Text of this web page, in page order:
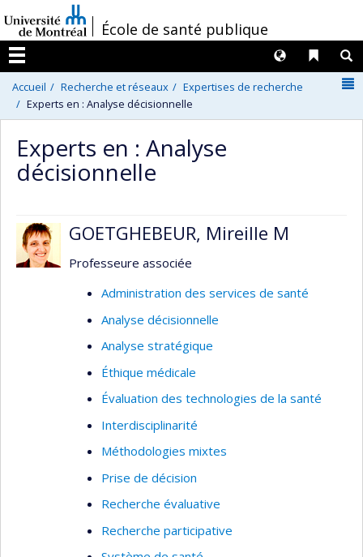
au
contenu
/École de santé publique
Menu
Liens
Langues
Accueil Recherche et réseaux
Expertises de recherche
Experts en : Analyse décisionnelle
Experts en : Analyse
décisionnelle
GOETGHEBEUR, Mireille M
Professeure associée
Administration des services de santé
Analyse décisionnelle
Analyse stratégique
Éthique médicale
Évaluation des technologies de la santé
Interdisciplinarité
Méthodologies mixtes
Prise de décision
Recherche évaluative
Recherche participative